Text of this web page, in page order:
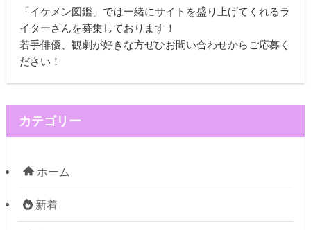
「イケメン図鑑」では一緒にサイトを盛り上げてくれるラ
イターさんを募集しております！
若手俳優、観劇が好きな方ぜひお問い合わせからご応募く
ださい！
カテゴリー
ホーム
新着